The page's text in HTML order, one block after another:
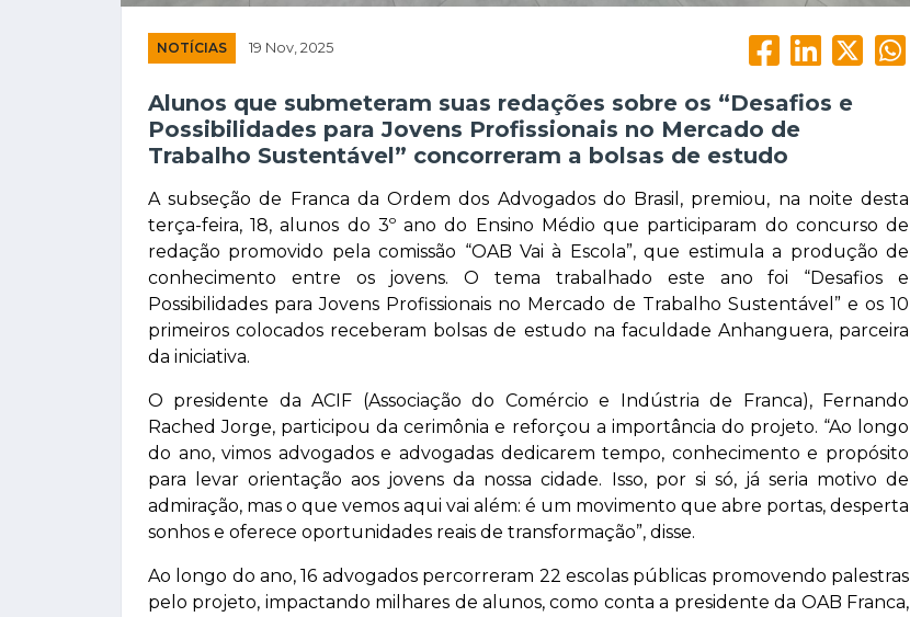
NOTÍCIAS 19 Nov, 2025
Alunos que submeteram suas redações sobre os “Desafios e
Possibilidades para Jovens Profissionais no Mercado de
Trabalho Sustentável” concorreram a bolsas de estudo
A subseção de Franca da Ordem dos Advogados do Brasil, premiou, na noite desta
terça-feira, 18, alunos do 3º ano do Ensino Médio que participaram do concurso de
redação promovido pela comissão “OAB Vai à Escola”, que estimula a produção de
conhecimento entre os jovens. O tema trabalhado este ano foi “Desafios e
Possibilidades para Jovens Profissionais no Mercado de Trabalho Sustentável” e os 10
primeiros colocados receberam bolsas de estudo na faculdade Anhanguera, parceira
da iniciativa.
O presidente da ACIF (Associação do Comércio e Indústria de Franca), Fernando
Rached Jorge, participou da cerimônia e reforçou a importância do projeto. “Ao longo
do ano, vimos advogados e advogadas dedicarem tempo, conhecimento e propósito
para levar orientação aos jovens da nossa cidade. Isso, por si só, já seria motivo de
admiração, mas o que vemos aqui vai além: é um movimento que abre portas, desperta
sonhos e oferece oportunidades reais de transformação”, disse.
Ao longo do ano, 16 advogados percorreram 22 escolas públicas promovendo palestras
pelo projeto, impactando milhares de alunos, como conta a presidente da OAB Franca,